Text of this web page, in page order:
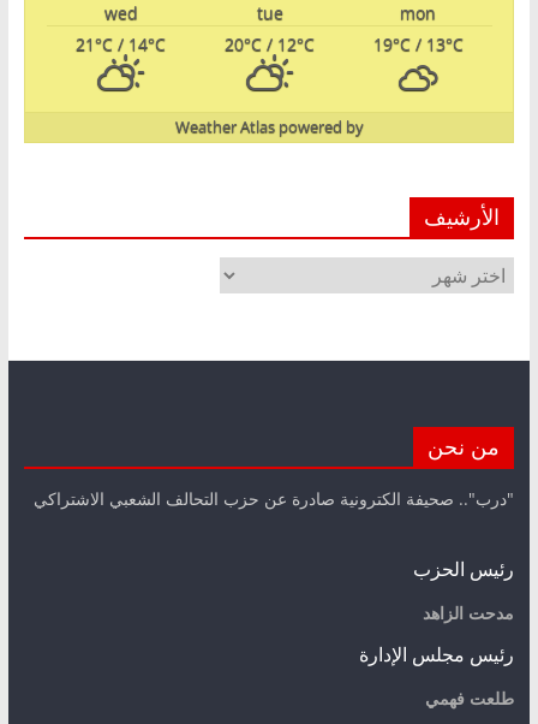
mon
tue
wed
19°C/ 13°C
20°C / 12°C
21°C / 14°C
powered by
Weather Atlas
الأرشيف
الأرشيف
من نحن
"درب".. صحيفة الكترونية صادرة عن حزب التحالف الشعبي الاشتراكي
رئيس الحزب
مدحت الزاهد
رئيس مجلس الإدارة
طلعت فهمي